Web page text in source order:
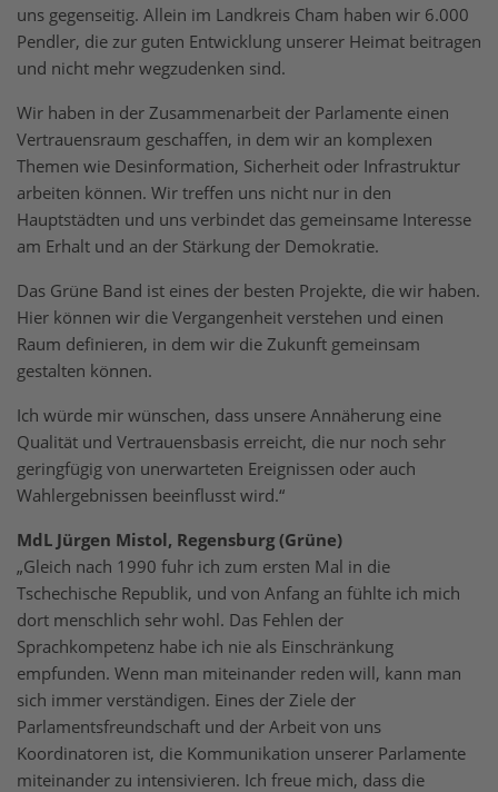
uns gegenseitig. Allein im Landkreis Cham haben wir 6.000
Pendler, die zur guten Entwicklung unserer Heimat beitragen
und nicht mehr wegzudenken sind.
Wir haben in der Zusammenarbeit der Parlamente einen
Vertrauensraum geschaffen, in dem wir an komplexen
Themen wie Desinformation, Sicherheit oder Infrastruktur
arbeiten können. Wir treffen uns nicht nur in den
Hauptstädten und uns verbindet das gemeinsame Interesse
am Erhalt und an der Stärkung der Demokratie.
Das Grüne Band ist eines der besten Projekte, die wir haben.
Hier können wir die Vergangenheit verstehen und einen
Raum definieren, in dem wir die Zukunft gemeinsam
gestalten können.
Ich würde mir wünschen, dass unsere Annäherung eine
Qualität und Vertrauensbasis erreicht, die nur noch sehr
geringfügig von unerwarteten Ereignissen oder auch
Wahlergebnissen beeinflusst wird.“
MdL Jürgen Mistol, Regensburg (Grüne)
„Gleich nach 1990 fuhr ich zum ersten Mal in die
Tschechische Republik, und von Anfang an fühlte ich mich
dort menschlich sehr wohl. Das Fehlen der
Sprachkompetenz habe ich nie als Einschränkung
empfunden. Wenn man miteinander reden will, kann man
sich immer verständigen. Eines der Ziele der
Parlamentsfreundschaft und der Arbeit von uns
Koordinatoren ist, die Kommunikation unserer Parlamente
miteinander zu intensivieren. Ich freue mich, dass die